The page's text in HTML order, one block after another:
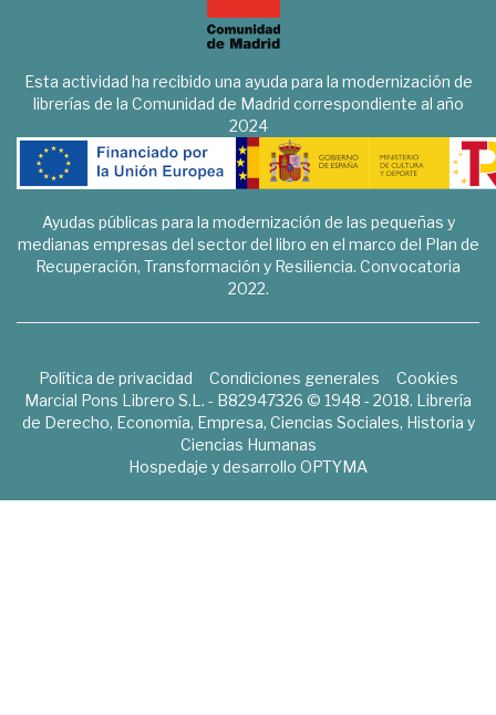
Esta actividad ha recibido una ayuda para la modernización de
librerías de la Comunidad de Madrid correspondiente al año
2024
Ayudas públicas para la modernización de las pequeñas y
medianas empresas del sector del libro en el marco del Plan de
Recuperación, Transformación y Resiliencia. Convocatoria
2022.
Política de privacidad Condiciones generales
Cookies
Marcial Pons Librero S.L. - B82947326 © 1948 - 2018. Librería
de Derecho, Economía, Empresa, Ciencias Sociales, Historia y
Ciencias Humanas
Hospedaje y desarrollo OPTYMA